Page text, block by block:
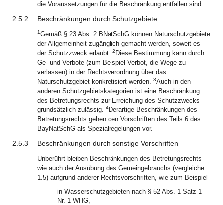
die Voraussetzungen für die Beschränkung entfallen sind.
2.5.2 Beschränkungen durch Schutzgebiete
1Gemäß § 23 Abs. 2 BNatSchG können Naturschutzgebiete
der Allgemeinheit zugänglich gemacht werden, soweit es
der Schutzzweck erlaubt. 2 Diese Bestimmung kann durch
Ge- und Verbote (zum Beispiel Verbot, die Wege zu
verlassen) in der Rechtsverordnung über das
Naturschutzgebiet konkretisiert werden. 3Auch in den
anderen Schutzgebietskategorien ist eine Beschränkung
des Betretungsrechts zur Erreichung des Schutzzwecks
grundsätzlich zulässig. 4Derartige Beschränkungen des
Betretungsrechts gehen den Vorschriften des Teils 6 des
BayNatSchG als Spezialregelungen vor.
2.5.3 Beschränkungen durch sonstige Vorschriften
Unberührt bleiben Beschränkungen des Betretungsrechts
wie auch der Ausübung des Gemeingebrauchs (vergleiche
1.5) aufgrund anderer Rechtsvorschriften, wie zum Beispiel
–
in Wasserschutzgebieten nach § 52 Abs. 1 Satz 1
Nr. 1 WHG,